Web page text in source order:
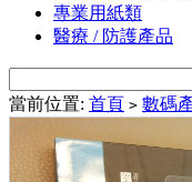
專業用紙類
醫療 / 防護產品
當前位置: 首頁 > 數碼